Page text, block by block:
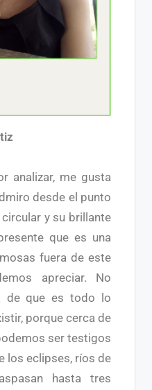
analizar, me gusta
desde el punto
y su brillante
que es una
fuera de este
apreciar. No
de que es todo lo
porque cerca de
ser testigos
los eclipses, ríos de
hasta tres